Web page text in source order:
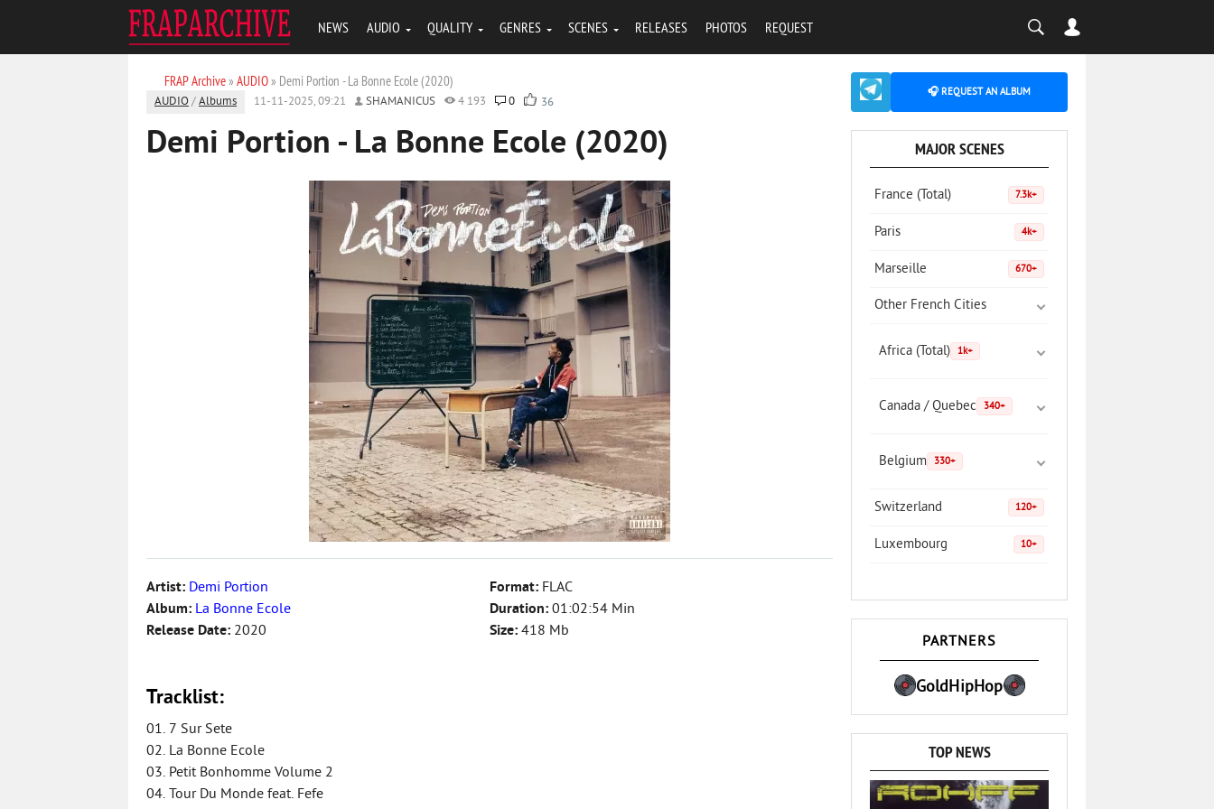
NEWS AUDIO QUALITY GENRES SCENES RELEASES PHOTOS REQUEST
FRAP Archive» AUDIO» Demi Portion - La Bonne Ecole (2020)
AUDIO /Albums 11-11-2025, 09:21 SHAMANICUS 4 193 0 36
Demi Portion - La Bonne Ecole (2020)
Artist: Demi Portion
Album: La Bonne Ecole
Release Date: 2020
Format: FLAC
Duration: 01:02:54 Min
Size: 418 Mb
Tracklist:
01. 7 Sur Sete
02. La Bonne Ecole
03. Petit Bonhomme Volume 2
04. Tour Du Monde feat. Fefe
🎧 REQUEST AN ALBUM
MAJOR SCENES
France (Total) 7.3k+
Paris 4k+
Marseille 670+
Other French Cities
Africa (Total) 1k+
Canada / Quebec 340+
Belgium 330+
Switzerland 120+
Luxembourg 10+
PARTNERS
GoldHipHop
TOP NEWS